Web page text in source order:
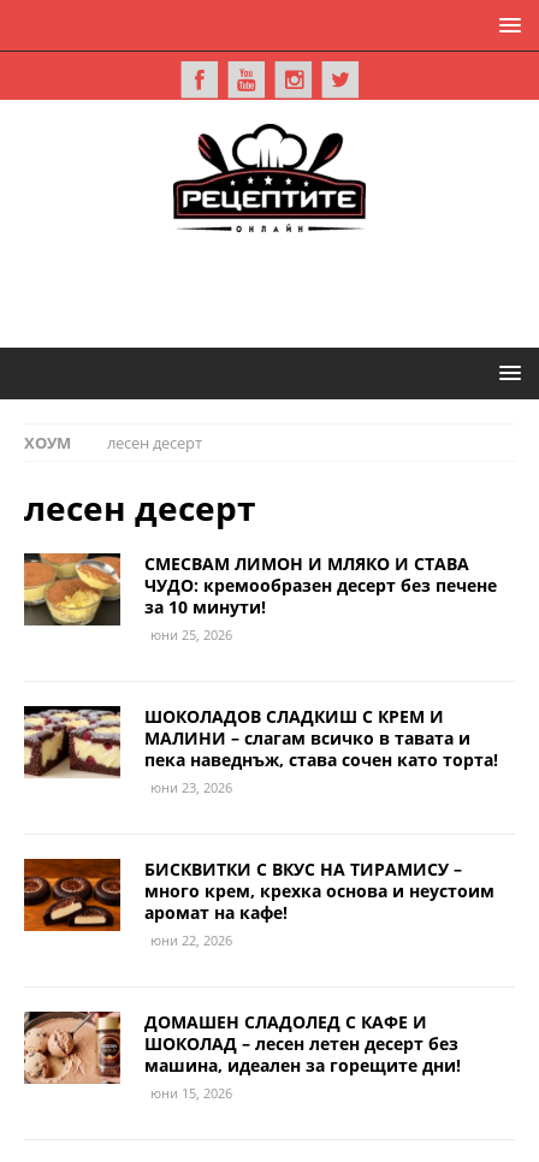
ХОУМ лесен десерт
лесен десерт
СМЕСВАМ ЛИМОН И МЛЯКО И СТАВА
ЧУДО: кремообразен десерт без печене
за 10 минути!
юни 25, 2026
ШОКОЛАДОВ СЛАДКИШ С КРЕМ И
МАЛИНИ – слагам всичко в тавата и
пека наведнъж, става сочен като торта!
юни 23, 2026
БИСКВИТКИ С ВКУС НА ТИРАМИСУ –
много крем, крехка основа и неустоим
аромат на кафе!
юни 22, 2026
ДОМАШЕН СЛАДОЛЕД С КАФЕ И
ШОКОЛАД – лесен летен десерт без
машина, идеален за горещите дни!
юни 15, 2026